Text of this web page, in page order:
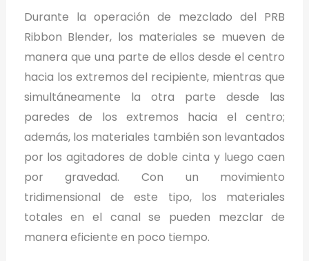
Durante la operación de mezclado del PRB
Ribbon Blender, los materiales se mueven de
manera que una parte de ellos desde el centro
hacia los extremos del recipiente, mientras que
simultáneamente la otra parte desde las
paredes de los extremos hacia el centro;
además, los materiales también son levantados
por los agitadores de doble cinta y luego caen
por gravedad. Con un movimiento
tridimensional de este tipo, los materiales
totales en el canal se pueden mezclar de
manera eficiente en poco tiempo.